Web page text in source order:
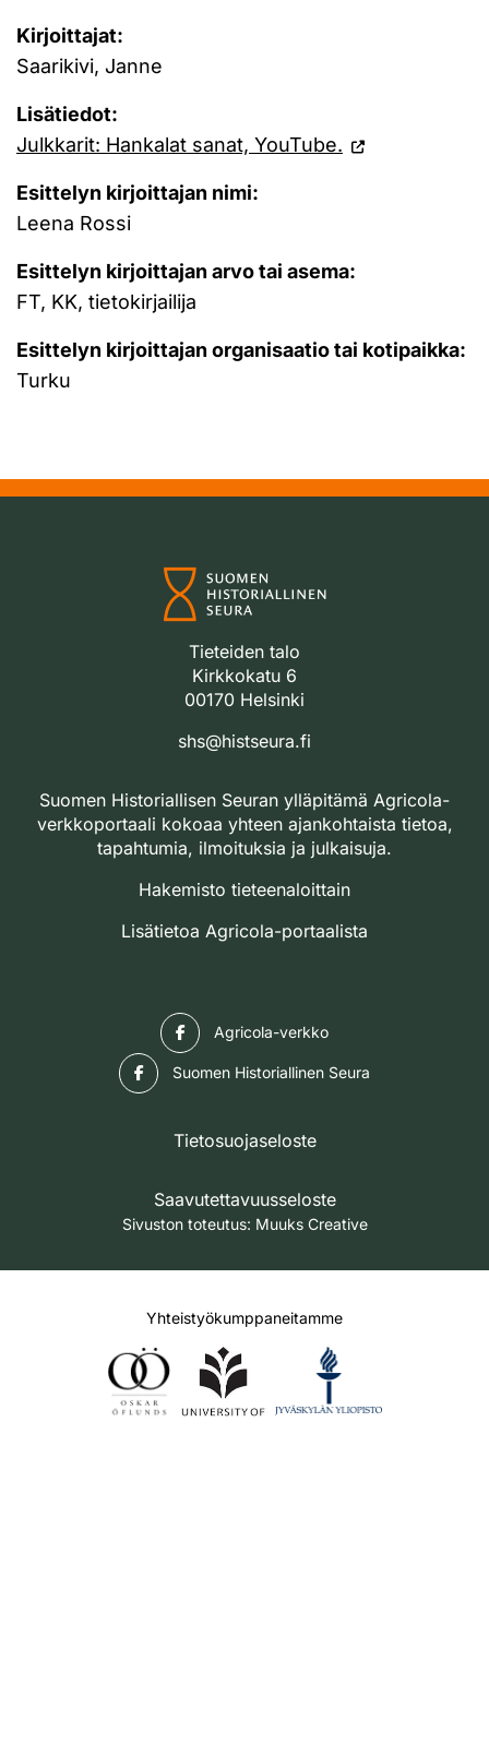
Kirjoittajat:
Saarikivi, Janne
Lisätiedot:
Julkkarit: Hankalat sanat, YouTube.
Esittelyn kirjoittajan nimi:
Leena Rossi
Esittelyn kirjoittajan arvo tai asema:
FT, KK, tietokirjailija
Esittelyn kirjoittajan organisaatio tai kotipaikka:
Turku
Tieteiden talo
Kirkkokatu 6
00170 Helsinki
shs@histseura.fi
Suomen Historiallisen Seuran ylläpitämä Agricola-
verkkoportaali kokoaa yhteen ajankohtaista tietoa,
tapahtumia, ilmoituksia ja julkaisuja.
Hakemisto tieteenaloittain
Lisätietoa Agricola-portaalista
Agricola-verkko
Suomen Historiallinen Seura
Tietosuojaseloste
Saavutettavuusseloste
Sivuston toteutus: Muuks Creative
Yhteistyökumppaneitamme